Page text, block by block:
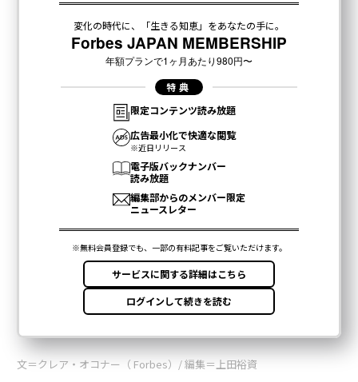
文＝クレア・オコナー（ Forbes）/ 編集＝上田裕資